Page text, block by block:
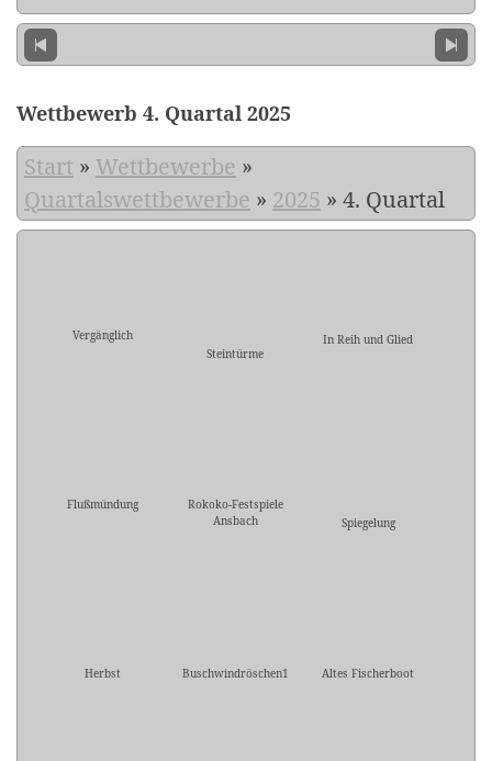
Wettbewerb 4. Quartal 2025
Start » Wettbewerbe »
Quartalswettbewerbe » 2025 » 4. Quartal
Vergänglich
Steintürme
In Reih und Glied
Flußmündung
Rokoko-Festspiele
Ansbach
Spiegelung
Herbst Buschwindröschen1 Altes Fischerboot